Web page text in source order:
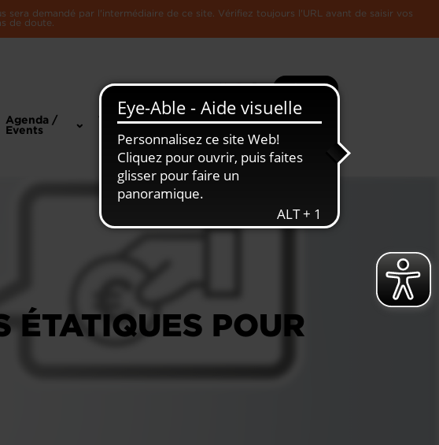
demandé par l'intermédiaire de ce site. Vérifiez toujours l'URL avant de saisir vos
de doute.
Recherche Plus
Agenda /
Events
Toute
L'Economie
ÉTATIQUES POUR